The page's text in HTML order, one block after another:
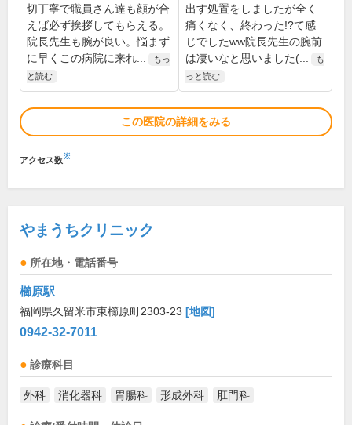
切丁寧で職員さん達も顔が合
えば必ず挨拶してもらえる。
院長先生も腕が良い。悩まず
に早くこの病院に来れ...
もっ
と読む
出す処置をしましたが全く
痛くなく、終わった!?て感
じでしたww院長先生の腕前
は凄いなと思いました(...
も
っと読む
この医院の詳細をみる
アクセス数※
やまうちクリニック
所在地・電話番号
櫛原駅
福岡県久留米市東櫛原町2303-23 [地図]
0942-32-7011
診療科目
外科 消化器科 胃腸科 形成外科 肛門科